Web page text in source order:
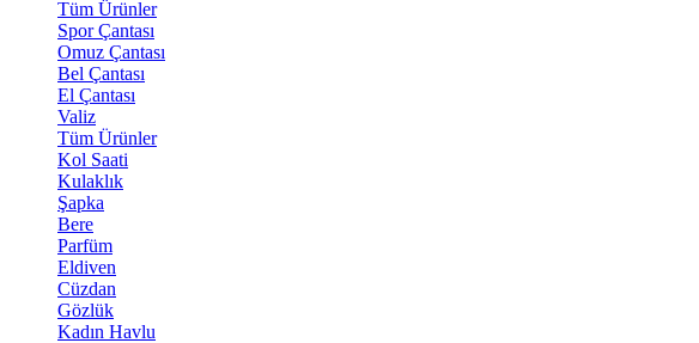
Tüm Ürünler
Spor Çantası
Omuz Çantası
Bel Çantası
El Çantası
Valiz
Tüm Ürünler
Kol Saati
Kulaklık
Şapka
Bere
Parfüm
Eldiven
Cüzdan
Gözlük
Kadın Havlu